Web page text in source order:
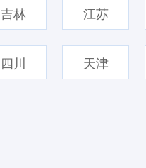
吉林 江苏
四川 天津